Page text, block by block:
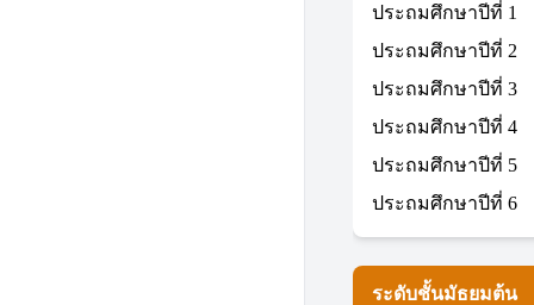
ประถมศึกษาปีที่ 1
ประถมศึกษาปีที่ 2
ประถมศึกษาปีที่ 3
ประถมศึกษาปีที่ 4
ประถมศึกษาปีที่ 5
ประถมศึกษาปีที่ 6
ระดับชั้นมัธยมต้น